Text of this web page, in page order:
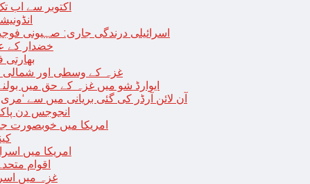
7 اکتوبر سے اب تک غزہ کے 19
اسرائیلی درندگی جاری: صہیونی
خضدار کے
بھارتی
غزہ کے وسطی اور شمالی
“ایوارڈ شو میں غزہ کے حق میں
آن لائن آرڈر کی گئی بریانی میں سے
انجوجس دن
امریکا میں خوبصورت جزیرہ صرف 25 لاکھ
امریکا میں
اقوام
غزہ میں اسرائیلی